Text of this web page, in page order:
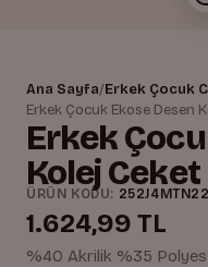
Ana Sayfa/Erkek Çocuk
Erkek Çocuk Ekose Desen
Erkek
Kolej Ceket
ÜRÜN KODU: 252J4MTN22
1.624,99 TL
%40 Akrilik %35